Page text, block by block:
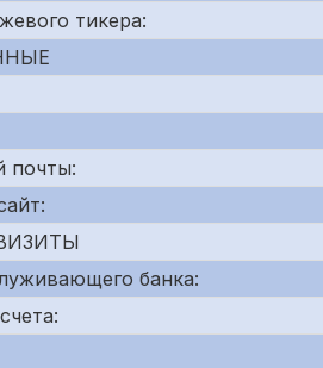
тикера:
почты:
банка: